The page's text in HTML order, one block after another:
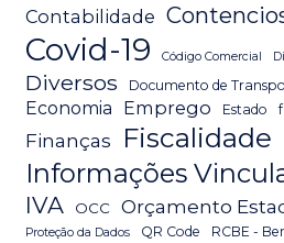
Contabilidade
Covid-19 Código Comercial
Diversos Documento de
Economia Emprego Estado
Finanças Fiscalidade
Informações
IVA OCC Orçamento
Proteção da Dados QR Code RCBE -